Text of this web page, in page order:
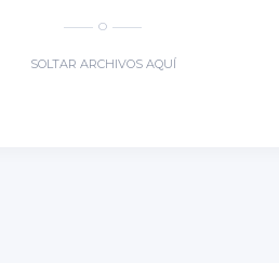
O
SOLTAR ARCHIVOS AQUÍ